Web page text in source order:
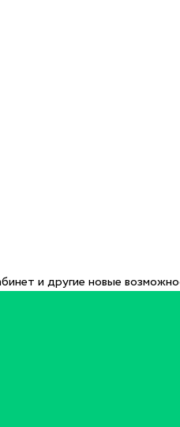
и другие новые